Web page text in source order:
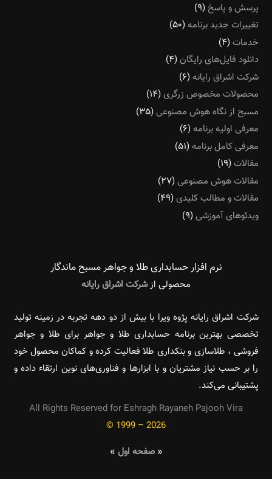
پرسش و پاسخ (۹)
تغییرات جدید برنامه (۵۰)
خدمات(۴)
دانلود فایل‌های رایگان(۴)
شرکت اشراق رایانه (۶)
محصولات مخصوص زرگری(۱۴)
مسبح از نگاه هوش مصنوعی(۳۵)
معرفی اولیه برنامه (۶)
معرفی کامل برنامه (۵۱)
مقالات(۱۹)
مقالات هوش مصنوعی(۲۷)
مقالات و مطالب کلیدی(۴۹)
ویدئوهای آموزشی(۹)
نرم افزار حسابداری طلا و جواهر مسبح ماندگار‌
محصولی ازشرکت اشراق رایانه
شرکت اشراق رایانه پژوه ویرا با بیش از دو دهه تجربه در زمینه تولید
تخصصی بهترین برنامه حسابداری طلا و جواهر برای طلا و جواهر
فروشی ، طلاسازی و بنکداری طلا فعالیت کرده و کماکان محصول خود
را بر حسب نیاز مشتریان و با ابزارها و فناوری‌های نوین ارتقاء داده و
پشتیبانی می‌کند.
All Rights Reserved for Eshragh Rayaneh Pajooh Vira
© 1999 – 2026
«صفحه اول »